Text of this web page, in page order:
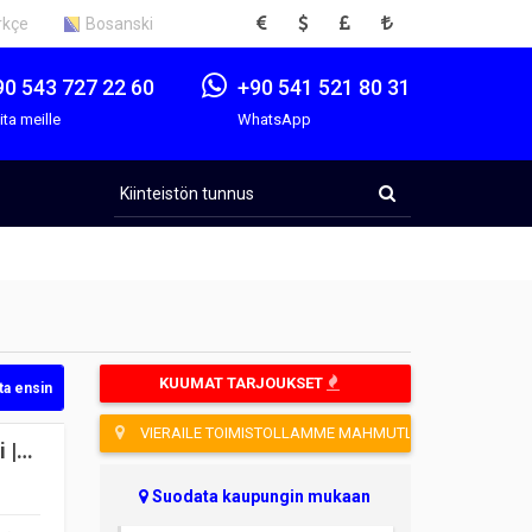
Bosanski EUR USD GBP TRY
543 727 22 60
meille
+90 541 521 80 31
WhatsApp
tunnus
ensin
|
KUUMAT TARJOUKSET
VIERAILE TOIMISTOLLAMME MAHMUTLARISSA
Suodata kaupungin mukaan